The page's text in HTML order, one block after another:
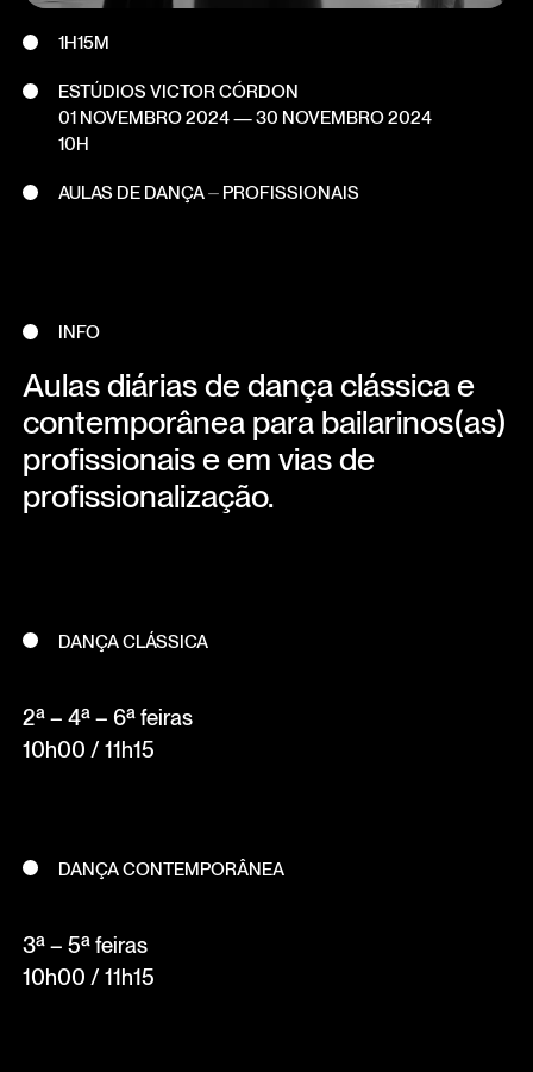
1H15M
ESTÚDIOS VICTOR CÓRDON
01 NOVEMBRO 2024—30 NOVEMBRO 2024
10H
AULAS DE DANÇA ⏤ PROFISSIONAIS
INFO
Aulas diárias de dança clássica e
contemporânea para bailarinos(as)
profissionais e em vias de
profissionalização.
DANÇA CLÁSSICA
2ª – 4ª – 6ª feiras
10h00 / 11h15
DANÇA CONTEMPORÂNEA
3ª – 5ª feiras
10h00 / 11h15